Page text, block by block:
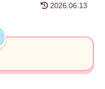
2026.06.13